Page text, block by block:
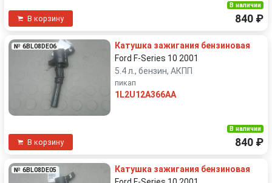
В корзину
В наличии
840 ₽
№ 6BL08DE06
Катушка зажигания бензиновая
Ford F-Series 10 2001
5.4 л., бензин, АКПП
пикап
1L2U12A366AA
В корзину
В наличии
840 ₽
№ 6BL08DE05
Катушка зажигания бензиновая